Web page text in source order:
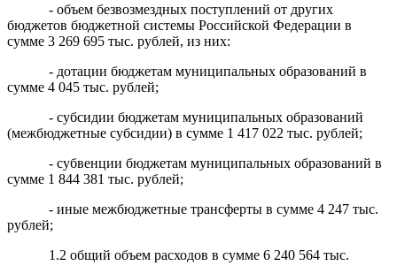
- объем безвозмездных поступлений от других
бюджетов бюджетной системы Российской Федерации в
сумме 3 269 695 тыс. рублей, из них:
- дотации бюджетам муниципальных образований в
сумме 4 045 тыс. рублей;
- субсидии бюджетам муниципальных образований
(межбюджетные субсидии) в сумме 1 417 022 тыс. рублей;
- субвенции бюджетам муниципальных образований в
сумме 1 844 381 тыс. рублей;
- иные межбюджетные трансферты в сумме 4 247 тыс.
рублей;
1.2 общий объем расходов в сумме 6 240 564 тыс.